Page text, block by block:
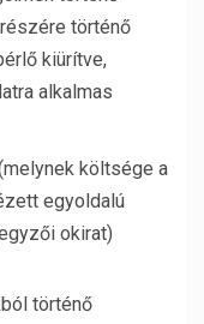
történő
kiürítve,
alkalmas
költsége a
egyoldalú
okirat)
történő